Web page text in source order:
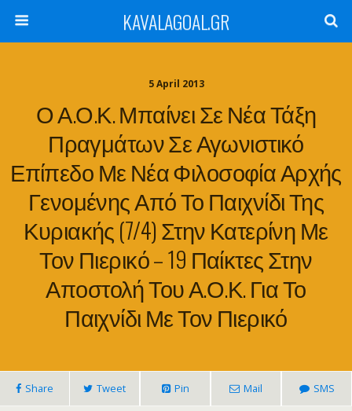
KAVALAGOAL.GR
5 April 2013
Ο Α.Ο.Κ. Μπαίνει Σε Νέα Τάξη
Πραγμάτων Σε Αγωνιστικό
Επίπεδο Με Νέα Φιλοσοφία Αρχής
Γενομένης Από Το Παιχνίδι Της
Κυριακής (7/4) Στην Κατερίνη Με
Τον Πιερικό – 19 Παίκτες Στην
Αποστολή Του Α.Ο.Κ. Για Το
Παιχνίδι Με Τον Πιερικό
Share Tweet Pin Mail SMS